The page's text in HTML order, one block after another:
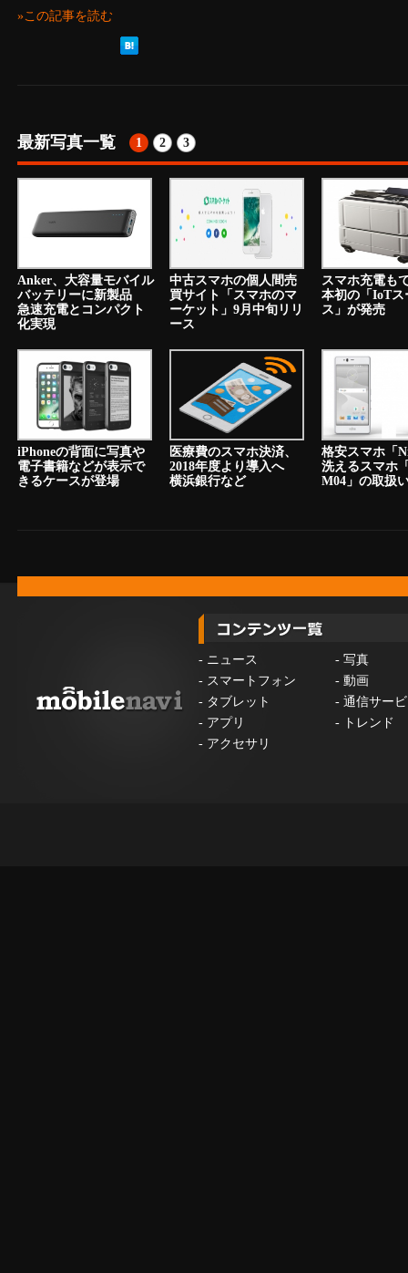
»この記事を読む
最新写真一覧 1 2 3
Anker、大容量モバイル
バッテリーに新製品
急速充電とコンパクト
化実現
中古スマホの個人間売
買サイト「スマホのマ
ーケット」9月中旬リリ
ース
スマホ充電も
本初の「IoTス
ス」が発売
iPhoneの背面に写真や
電子書籍などが表示で
きるケースが登場
医療費のスマホ決済、
2018年度より導入へ
横浜銀行など
格安スマホ
洗えるスマホ
M04」の取扱
- ニュース - 写真
- スマートフォン - 動画
- タブレット - 通信サー
- アプリ -
トレンド
- アクセサリ